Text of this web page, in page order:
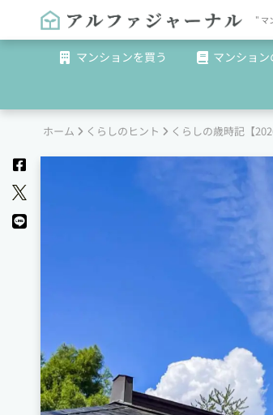
" マ
マンションを買う マンショ
ホーム くらしのヒント くらしの歳時記【